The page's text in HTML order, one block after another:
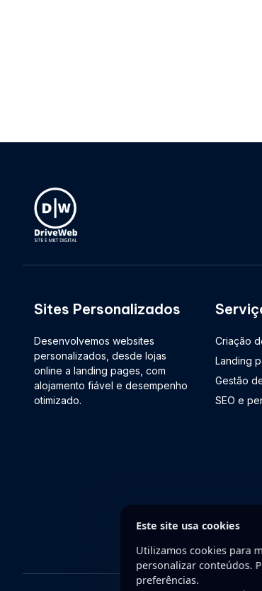
Sites Personalizados
Desenvolvemos websites
personalizados, desde lojas
online a landing pages, com
alojamento fiável e desempenho
otimizado.
Criação
Landing
Gestão
SEO e
Este site usa cookies
Utilizamos cookies para
personalizar conteúdos.
preferências.